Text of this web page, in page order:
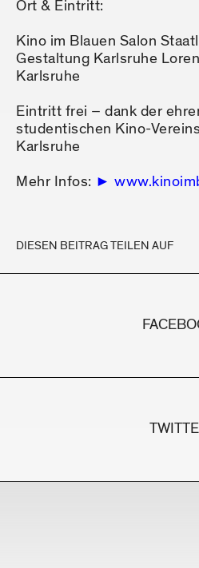
Ort & Eintritt:
Kino im Blauen Salon
Gestaltung Karlsruhe
Karlsruhe
Eintritt frei – dank der
studentischen Kino-
Karlsruhe
Mehr Infos:
DIESEN BEITRAG TEILEN AUF